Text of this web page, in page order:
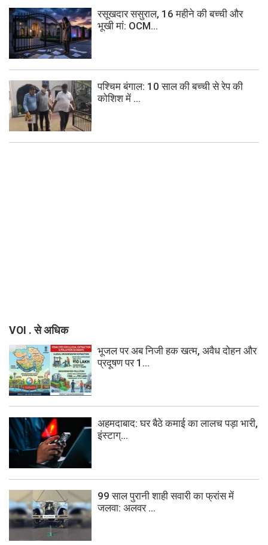
रसूखदार ससुराल, 16 महीने की बच्ची और
भूखी मां: OCM...
पश्चिम बंगाल: 10 साल की बच्ची से रेप की
कोशिश में ...
VOI . से अधिक
भूजल पर अब निजी हक खत्म, अवैध दोहन और
प्रदूषण पर 1...
अहमदाबाद: घर बैठे कमाई का लालच पड़ा भारी,
इंस्टाग्...
99 साल पुरानी शाही सवारी का फ्रांस में
जलवा: अलवर ...